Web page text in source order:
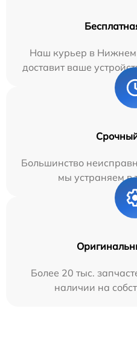
Наш курьер в Нижнем
доставит ваше
Большинство
мы устраняем в
Более 20 тыс.
наличии на